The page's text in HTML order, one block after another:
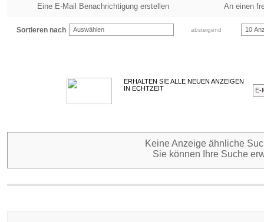
Eine E-Mail Benachrichtigung erstellen An einen
Sortieren nach Auswählen absteigend 10
ERHALTEN SIE ALLE NEUEN ANZEIGEN
IN ECHTZEIT
Keine Anzeige ähnliche
Sie können Ihre Suche